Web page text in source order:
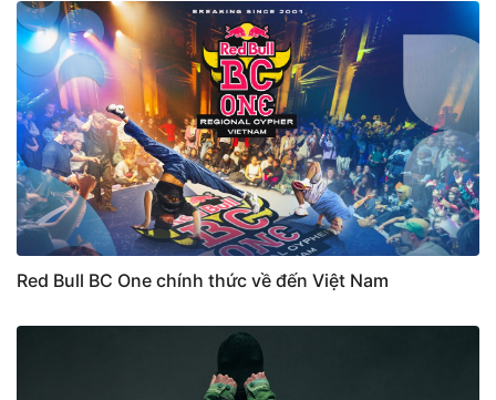
Red Bull BC One chính thức về đến Việt Nam